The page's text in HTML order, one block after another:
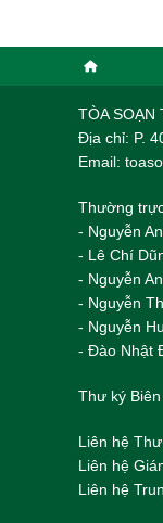
TÒA SOẠN
Địa chỉ: P.
Email:
Thường
​​​​​​- Nguyễn
- Lê Chí
- Nguyễn
- Nguyễn
- Nguyễn
- Đào Nhật
Thư ký
Liên hệ
Liên hệ
Liên hệ